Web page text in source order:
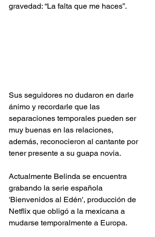
gravedad: “La falta que me haces”.
Sus seguidores no dudaron en darle
ánimo y recordarle que las
separaciones temporales pueden ser
muy buenas en las relaciones,
además, reconocieron al cantante por
tener presente a su guapa novia.
Actualmente Belinda se encuentra
grabando la serie española
'Bienvenidos al Edén', producción de
Netflix que obligó a la mexicana a
mudarse temporalmente a Europa.